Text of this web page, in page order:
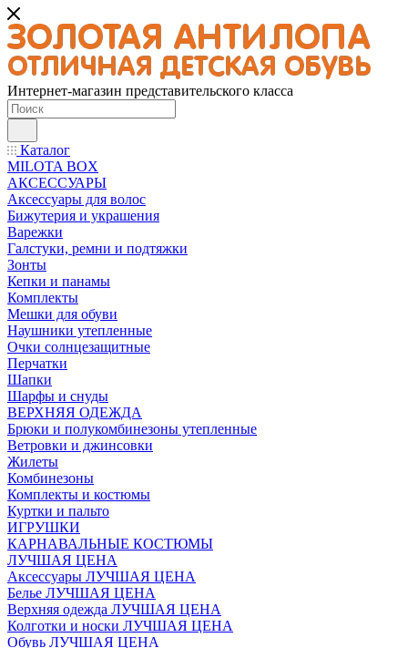
Интернет-магазин представительского класса
Каталог
MILOTA BOX
АКСЕССУАРЫ
Аксессуары для волос
Бижутерия и украшения
Варежки
Галстуки, ремни и подтяжки
Зонты
Кепки и панамы
Комплекты
Мешки для обуви
Наушники утепленные
Очки солнцезащитные
Перчатки
Шапки
Шарфы и снуды
ВЕРХНЯЯ ОДЕЖДА
Брюки и полукомбинезоны утепленные
Ветровки и джинсовки
Жилеты
Комбинезоны
Комплекты и костюмы
Куртки и пальто
ИГРУШКИ
КАРНАВАЛЬНЫЕ КОСТЮМЫ
ЛУЧШАЯ ЦЕНА
Аксессуары ЛУЧШАЯ ЦЕНА
Белье ЛУЧШАЯ ЦЕНА
Верхняя одежда ЛУЧШАЯ ЦЕНА
Колготки и носки ЛУЧШАЯ ЦЕНА
Обувь ЛУЧШАЯ ЦЕНА